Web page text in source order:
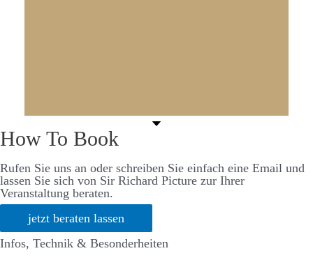
How To Book
Rufen Sie uns an oder schreiben Sie einfach eine Email und
lassen Sie sich von Sir Richard Picture zur Ihrer
Veranstaltung beraten.
jetzt beraten lassen
Infos, Technik & Besonderheiten